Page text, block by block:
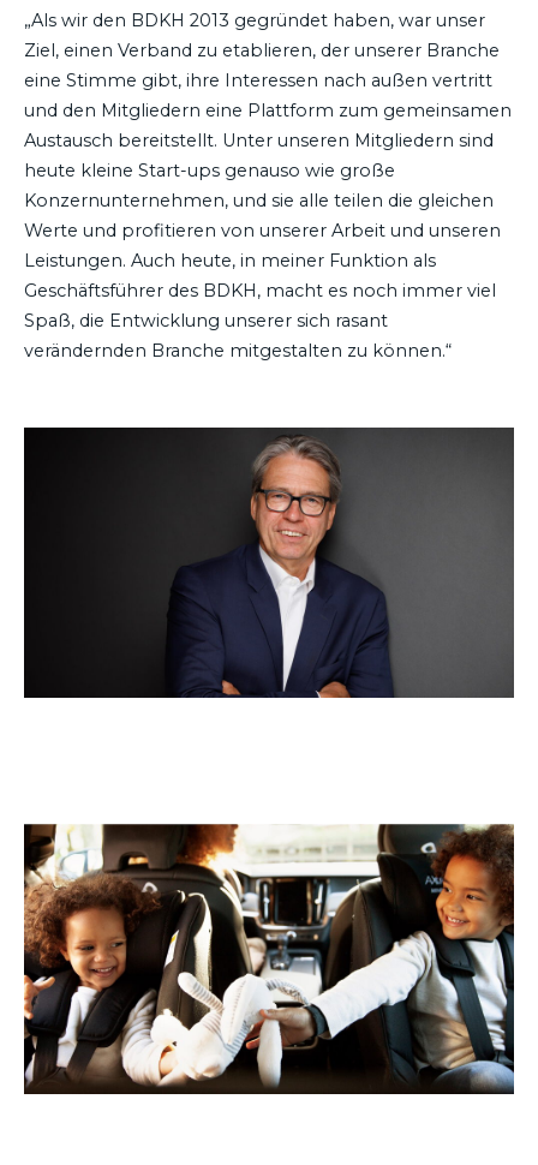
„Als wir den BDKH 2013 gegründet haben, war unser
Ziel, einen Verband zu etablieren, der unserer Branche
eine Stimme gibt, ihre Interessen nach außen vertritt
und den Mitgliedern eine Plattform zum gemeinsamen
Austausch bereitstellt. Unter unseren Mitgliedern sind
heute kleine Start-ups genauso wie große
Konzernunternehmen, und sie alle teilen die gleichen
Werte und profitieren von unserer Arbeit und unseren
Leistungen. Auch heute, in meiner Funktion als
Geschäftsführer des BDKH, macht es noch immer viel
Spaß, die Entwicklung unserer sich rasant
verändernden Branche mitgestalten zu können.“